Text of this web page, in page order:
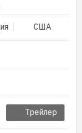
США
Трейлер